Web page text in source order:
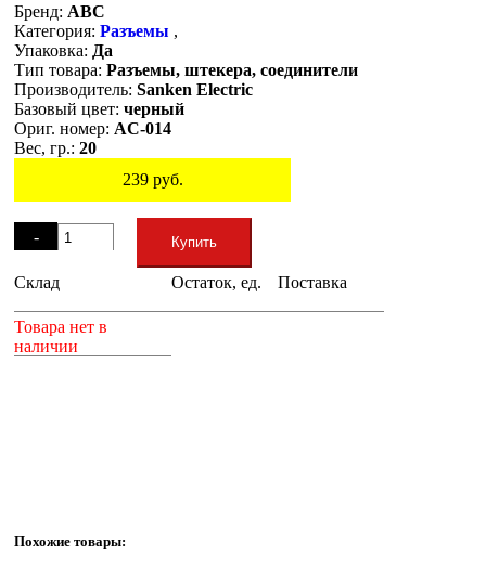
Бренд: ABC
Категория: Разъемы ,
Упаковка: Да
Тип товара: Разъемы, штекера, соединители
Производитель: Sanken Electric
Базовый цвет: черный
Ориг. номер: AC-014
Вес, гр.: 20
239руб.
-
+
Купить
Склад Остаток, ед. Поставка
Товара нет в
наличии
Похожие товары: